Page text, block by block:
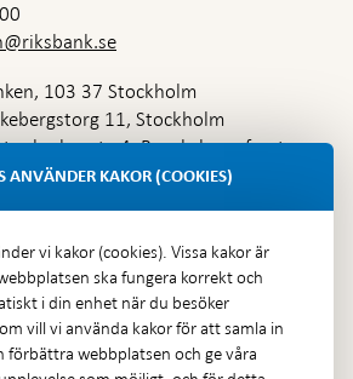
103 37 Stockholm
11, Stockholm
kyrkogata 4, Brunkebergsfaret,
ANVÄNDER KAKOR (COOKIES)
vi kakor (cookies). Vissa kakor är
ska fungera korrekt och
i din enhet när du besöker
vill vi använda kakor för att samla in
förbättra webbplatsen och ge våra